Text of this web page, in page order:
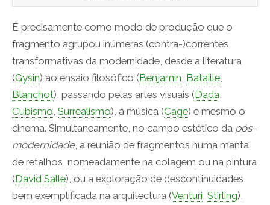
É precisamente como modo de produção que o
fragmento agrupou inúmeras (contra-)correntes
transformativas da modernidade, desde a literatura
(Gysin) ao ensaio filosófico (Benjamin Bataille
Blanchot), passando pelas artes visuais (Dada
Cubismo Surrealismo), a música (Cage) e mesmo o
cinema. Simultaneamente, no campo estético da pós-
modernidade, a reunião de fragmentos numa manta
de retalhos, nomeadamente na colagem ou na pintura
(David Salle), ou a exploração de descontinuidades,
bem exemplificada na arquitectura (Venturi Stirling),